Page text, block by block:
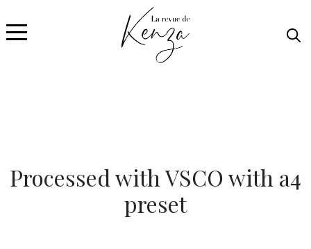
Processed with VSCO with a4
preset